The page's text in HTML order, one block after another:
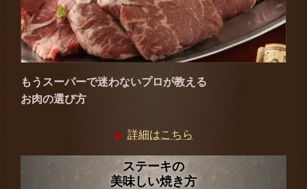
もうスーパーで迷わないプロが教える
お肉の選び方
詳細はこちら
ステーキの
美味しい焼き方